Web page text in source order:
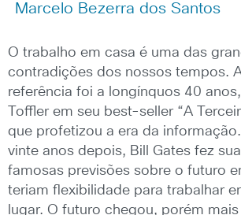
Marcelo Bezerra dos Santos
O trabalho em casa é uma das
contradições dos nossos tempos.
referência foi a longínquos 40
Toffler em seu best-seller “A
que profetizou a era da
vinte anos depois, Bill Gates fez
famosas previsões sobre o futuro
teriam flexibilidade para trabalhar
lugar. O futuro chegou, porém